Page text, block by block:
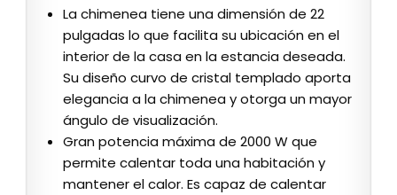
La chimenea tiene una dimensión de 22
pulgadas lo que facilita su ubicación en el
interior de la casa en la estancia deseada.
Su diseño curvo de cristal templado aporta
elegancia a la chimenea y otorga un mayor
ángulo de visualización.
Gran potencia máxima de 2000 W que
permite calentar toda una habitación y
mantener el calor. Es capaz de calentar